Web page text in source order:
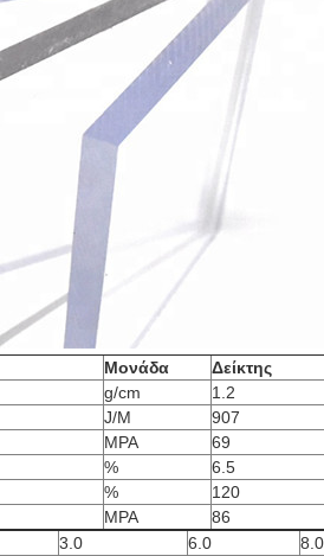
Μονάδα Δείκτης
g/cm 1.2
J/M 907
MPA 69
% 6.5
% 120
MPA 86
3.0 6.0 8.0